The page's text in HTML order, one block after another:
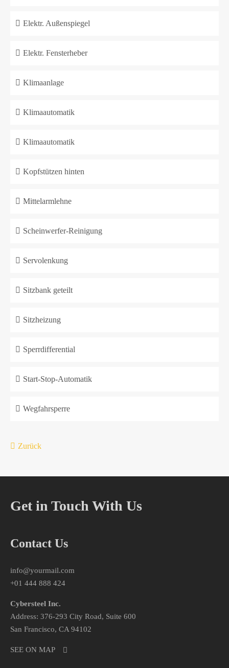
Elektr. Außenspiegel
Elektr. Fensterheber
Klimaanlage
Klimaautomatik
Klimaautomatik
Kopfstützen hinten
Mittelarmlehne
Scheinwerfer-Reinigung
Servolenkung
Sitzbank geteilt
Sitzheizung
Sperrdifferential
Start-Stop-Automatik
Wegfahrsperre
Zurück
Get in Touch With Us
Contact Us
info@yourmail.com
+01 444 888 424
Cybersteel Inc.
Address: 376-293 City Road, Suite 600
San Francisco, CA 94102
SEE ON MAP